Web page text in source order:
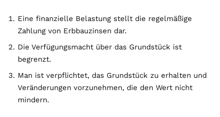
Eine finanzielle Belastung stellt die regelmäßige
Zahlung von Erbbauzinsen dar.
Die Verfügungsmacht über das Grundstück ist
begrenzt.
Man ist verpflichtet, das Grundstück zu erhalten und
Veränderungen vorzunehmen, die den Wert nicht
mindern.